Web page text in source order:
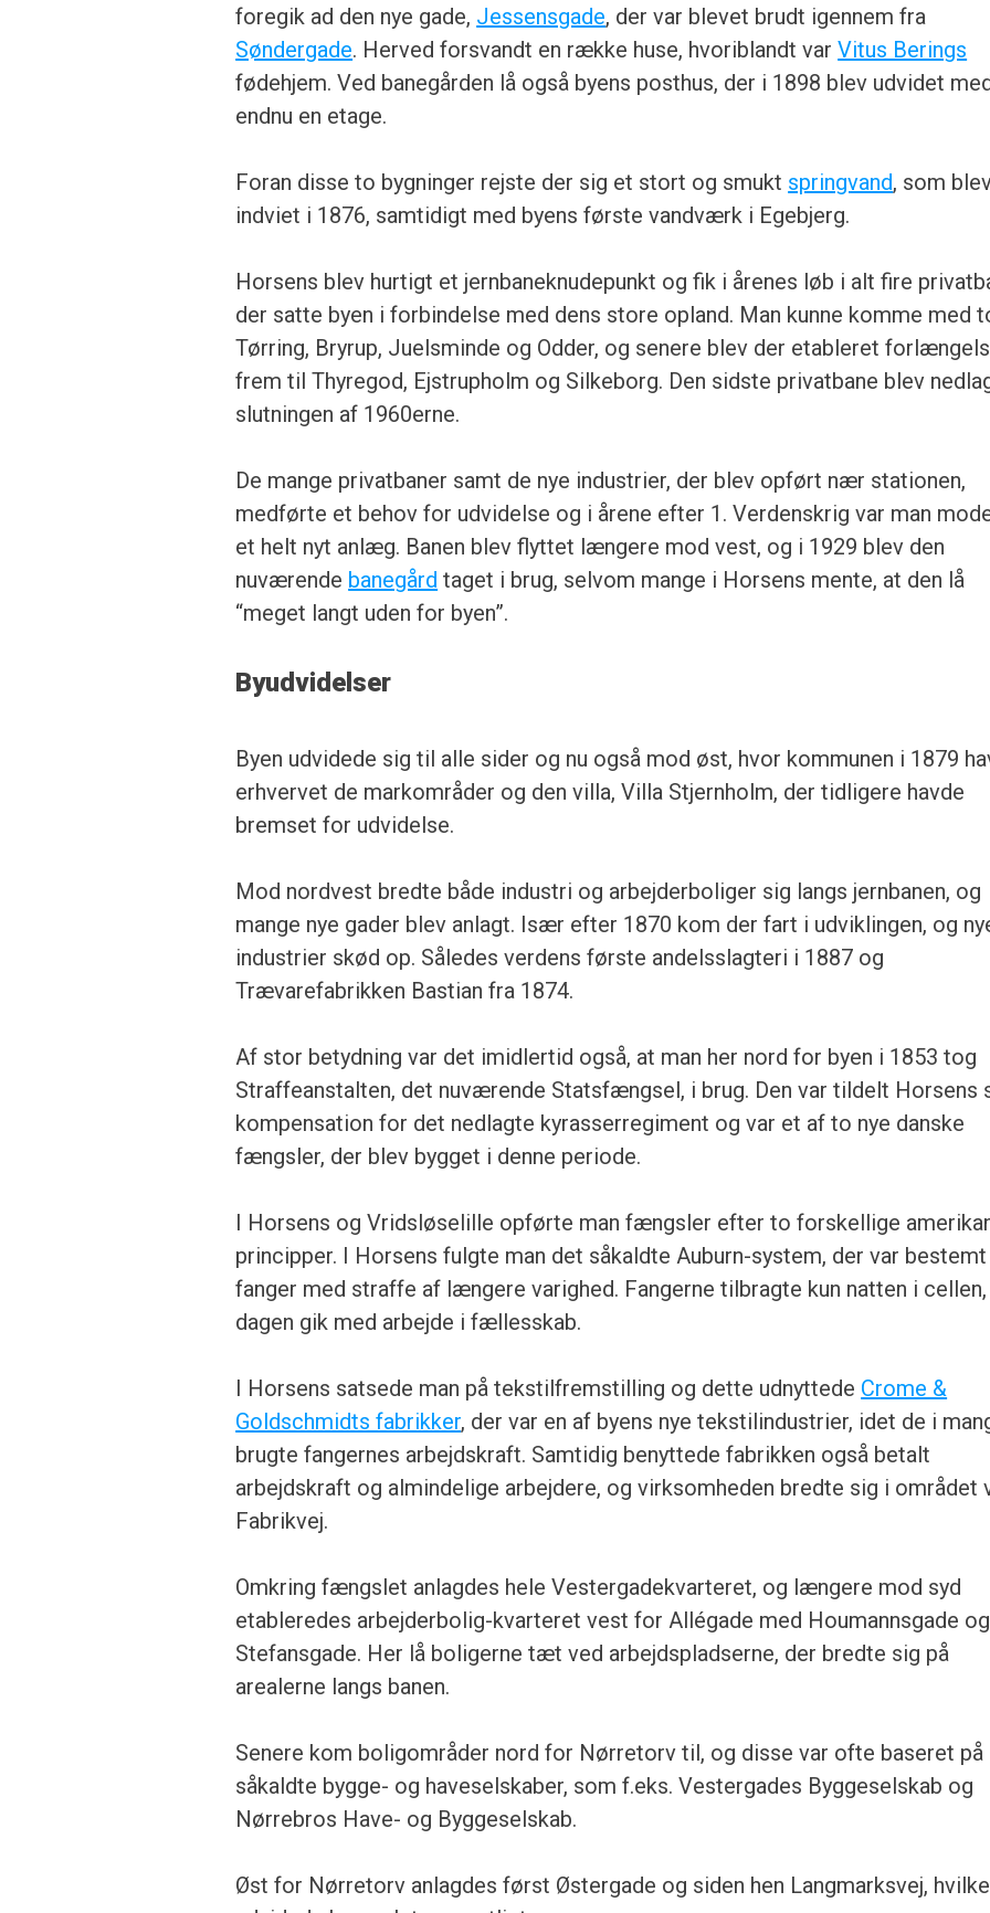
foregik ad den nye gade, Jessensgade, der var blevet brudt igennem fra
Søndergade. Herved forsvandt en række huse, hvoriblandt varVitus Berings
fødehjem. Ved banegården lå også byens posthus, der i 1898 blev udvidet
endnu en etage.
Foran disse to bygninger rejste der sig et stort og smukt springvand, som
indviet i 1876, samtidigt med byens første vandværk i Egebjerg.
Horsens blev hurtigt et jernbaneknudepunkt og fik i årenes løb i alt fire
der satte byen i forbindelse med dens store opland. Man kunne komme med
Tørring, Bryrup, Juelsminde og Odder, og senere blev der etableret
frem til Thyregod, Ejstrupholm og Silkeborg. Den sidste privatbane blev
slutningen af 1960erne.
De mange privatbaner samt de nye industrier, der blev opført nær stationen,
medførte et behov for udvidelse og i årene efter 1. Verdenskrig var man
et helt nyt anlæg. Banen blev flyttet længere mod vest, og i 1929 blev den
nuværende banegård taget i brug, selvom mange i Horsens mente, at den lå
“meget langt uden for byen”.
Byudvidelser
Byen udvidede sig til alle sider og nu også mod øst, hvor kommunen i 1879
erhvervet de markområder og den villa, Villa Stjernholm, der tidligere havde
bremset for udvidelse.
Mod nordvest bredte både industri og arbejderboliger sig langs jernbanen, og
mange nye gader blev anlagt. Især efter 1870 kom der fart i udviklingen, og
industrier skød op. Således verdens første andelsslagteri i 1887 og
Trævarefabrikken Bastian fra 1874.
Af stor betydning var det imidlertid også, at man her nord for byen i 1853 tog
Straffeanstalten, det nuværende Statsfængsel, i brug. Den var tildelt Horsens
kompensation for det nedlagte kyrasserregiment og var et af to nye danske
fængsler, der blev bygget i denne periode.
I Horsens og Vridsløselille opførte man fængsler efter to forskellige
principper. I Horsens fulgte man det såkaldte Auburn-system, der var
fanger med straffe af længere varighed. Fangerne tilbragte kun natten i
dagen gik med arbejde i fællesskab.
I Horsens satsede man på tekstilfremstilling og dette udnyttede Crome &
Goldschmidts fabrikker, der var en af byens nye tekstilindustrier, idet de i
brugte fangernes arbejdskraft. Samtidig benyttede fabrikken også betalt
arbejdskraft og almindelige arbejdere, og virksomheden bredte sig i området
Fabrikvej.
Omkring fængslet anlagdes hele Vestergadekvarteret, og længere mod syd
etableredes arbejderbolig-kvarteret vest for Allégade med Houmannsgade og
Stefansgade. Her lå boligerne tæt ved arbejdspladserne, der bredte sig på
arealerne langs banen.
Senere kom boligområder nord for Nørretorv til, og disse var ofte baseret på
såkaldte bygge- og haveselskaber, som f.eks. Vestergades Byggeselskab og
Nørrebros Have- og Byggeselskab.
Øst for Nørretorv anlagdes først Østergade og siden hen Langmarksvej,